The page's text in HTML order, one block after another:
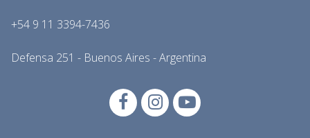
+54 9 11 3394-7436
Defensa 251 - Buenos Aires - Argentina